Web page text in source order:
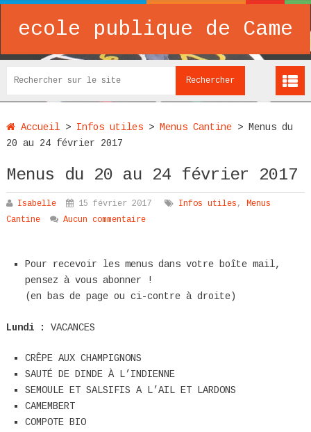
ecole publique de Came
Accueil> Infos utiles> Menus Cantine>
Menus du
20 au 24 février 2017
Menus du 20 au 24 février 2017
Isabelle 15 février 2017 Infos utiles , Menus
Cantine
Aucun commentaire
Pour recevoir les menus dans votre boîte mail,
pensez à vous abonner !
(en bas de page ou ci-contre à droite)
Lundi : VACANCES
CRÊPE AUX CHAMPIGNONS
SAUTÉ DE DINDE À L’INDIENNE
SEMOULE ET SALSIFIS A L’AIL ET LARDONS
CAMEMBERT
COMPOTE BIO